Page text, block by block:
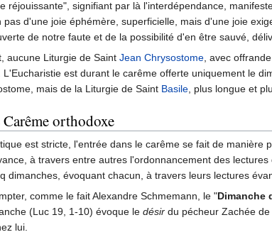
réjouissante", signifiant par là l'interdépendance,
pas d'une joie éphémère, superficielle, mais d'une joie
de notre faute et de la possibilité d'en être sauvé,
aucune Liturgie de Saint Jean Chrysostome, avec
est durant le carême offerte uniquement le
mais de la Liturgie de Saint Basile, plus longue et
orthodoxe
est stricte, l'entrée dans le carême se fait de
à travers entre autres l'ordonnancement des
dimanches, évoquant chacun, à travers leurs lectures
comme le fait Alexandre Schmemann, le "Dimanche
(Luc 19, 1-10) évoque le désir du pécheur Zachée
lui.